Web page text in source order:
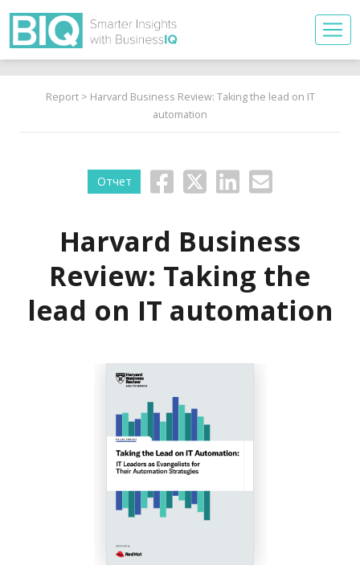
Report> Harvard Business Review: Taking the lead on IT
automation
Отчет
Harvard Business
Review: Taking the
lead on IT automation